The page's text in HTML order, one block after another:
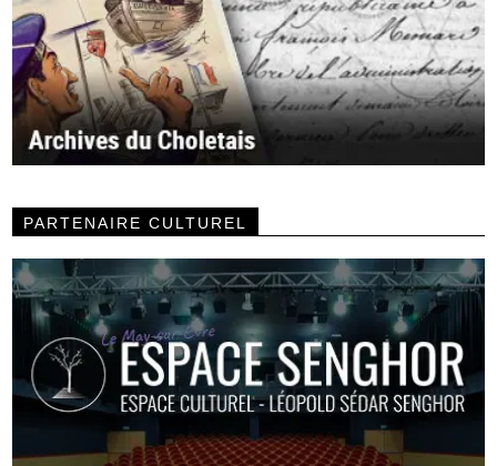
PARTENAIRE CULTUREL